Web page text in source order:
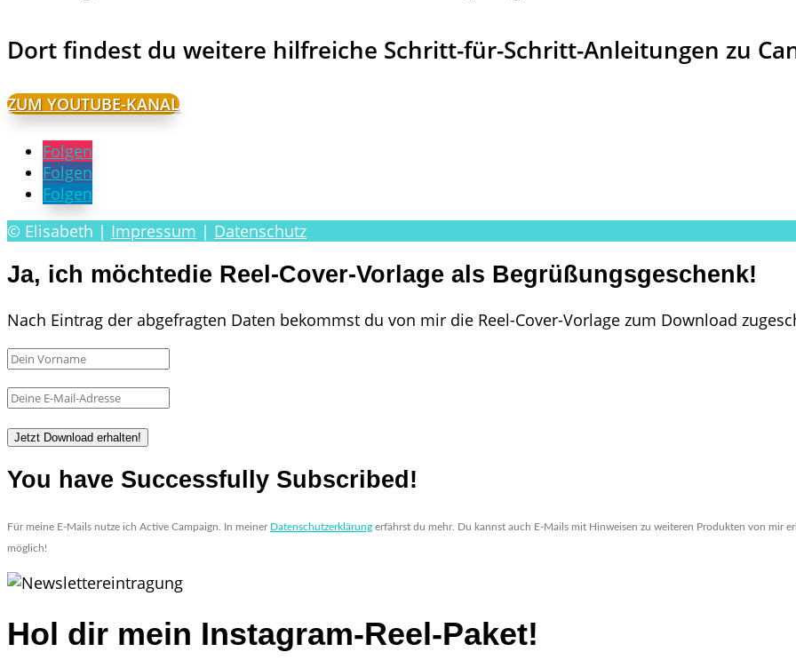
Dort findest du weitere hilfreiche Schritt-für-Schritt-Anleitungen zu
ZUM YOUTUBE-KANAL
Folgen
Folgen
Folgen
© Elisabeth | Impressum | Datenschutz
Ja, ich möchtedie Reel-Cover-Vorlage als Begrüßungsgeschenk!
Nach Eintrag der abgefragten Daten bekommst du von mir die Reel-Cover-Vorlage zum Download
Jetzt Download erhalten!
You have Successfully Subscribed!
Für meine E-Mails nutze ich Active Campaign. In meiner Datenschutzerklärung erfährst du mehr. Du kannst auch E-Mails mit Hinweisen zu weiteren Produkten von mir
möglich!
Hol dir mein Instagram-Reel-Paket!